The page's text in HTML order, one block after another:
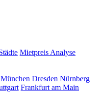
Mietpreis Analyse
München Dresden Nürnberg
Frankfurt am Main